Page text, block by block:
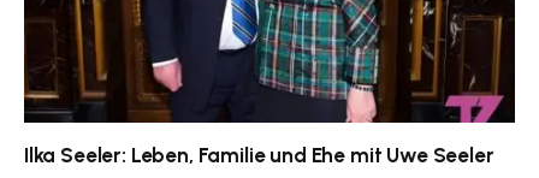
Ilka Seeler: Leben, Familie und Ehe mit Uwe Seeler